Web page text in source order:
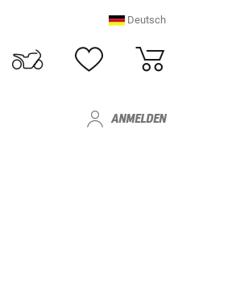
Deutsch
ANMELDEN